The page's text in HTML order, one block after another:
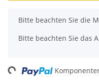
x
Bitte beachten Sie die
Bitte beachten Sie das